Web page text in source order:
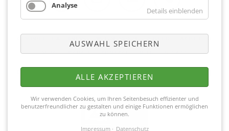
Telefon
NAVIGATION
MITGLIEDSCHAFT
KONTAKT MITGLIEDER APP
Partner
Analyse
Details einblenden
AUSWAHL SPEICHERN
ALLE AKZEPTIEREN
Wir verwenden Cookies, um Ihren Seitenbesuch effizienter und
benutzerfreundlicher zu gestalten und einige Funktionen ermöglichen
zu können.
Impressum Datenschutz